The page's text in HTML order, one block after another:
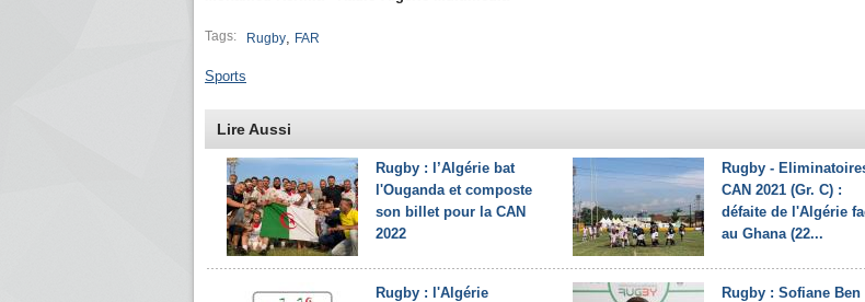
Tags: Rugby, FAR
Sports
Lire Aussi
Rugby : l’Algérie bat
l'Ouganda et composte
son billet pour la CAN
2022
Rugby -
CAN 2021 (Gr. C) :
défaite de l'Algérie
au Ghana (22...
Rugby : l'Algérie
Rugby : Sofiane Ben